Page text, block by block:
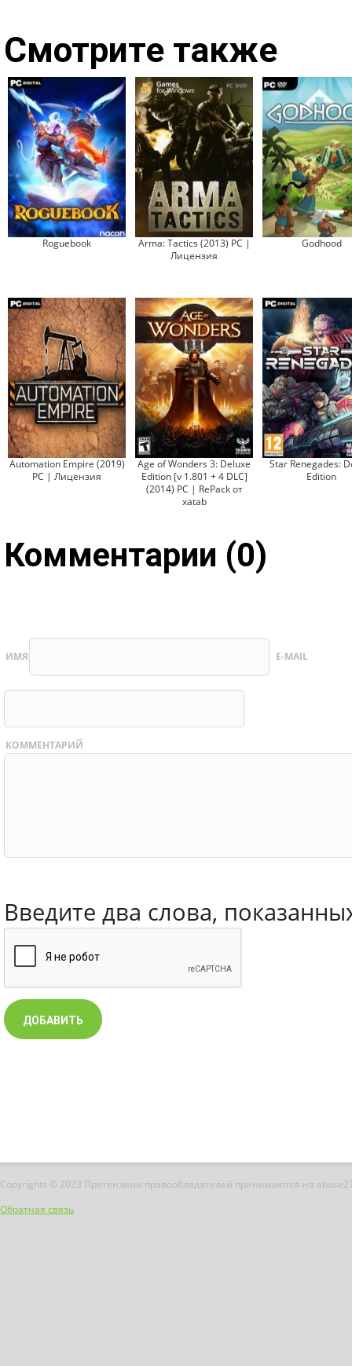
Смотрите также
Roguebook
Arma: Tactics (2013) PC |
Лицензия
Godhood
Automation Empire (2019)
PC | Лицензия
Age of Wonders 3: Deluxe
Edition [v 1.801 + 4 DLC]
(2014) PC | RePack от
xatab
Star Renegades:
Edition
Комментарии (0)
ИМЯ E-MAIL
КОММЕНТАРИЙ
Введите два слова,
Copyrights © 2023 Претензиии правообладателей принимаются на
Обратная связь